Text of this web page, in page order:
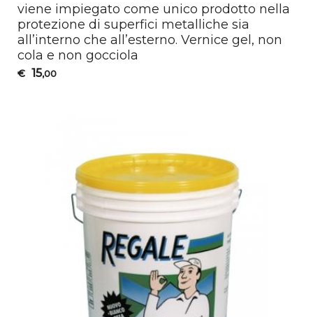
viene impiegato come unico prodotto nella
protezione di superfici metalliche sia
all’interno che all’esterno. Vernice gel, non
cola e non gocciola
€ 15,00